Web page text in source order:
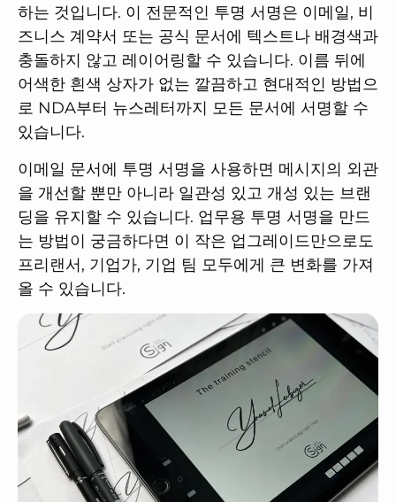
하는 것입니다. 이 전문적인 투명 서명은 이메일, 비
즈니스 계약서 또는 공식 문서에 텍스트나 배경색과
충돌하지 않고 레이어링할 수 있습니다. 이름 뒤에
어색한 흰색 상자가 없는 깔끔하고 현대적인 방법으
로 NDA부터 뉴스레터까지 모든 문서에 서명할 수
있습니다.
이메일 문서에 투명 서명을 사용하면 메시지의 외관
을 개선할 뿐만 아니라 일관성 있고 개성 있는 브랜
딩을 유지할 수 있습니다. 업무용 투명 서명을 만드
는 방법이 궁금하다면 이 작은 업그레이드만으로도
프리랜서, 기업가, 기업 팀 모두에게 큰 변화를 가져
올 수 있습니다.